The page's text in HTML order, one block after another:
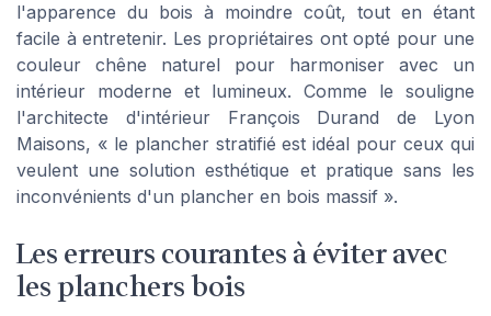
l'apparence du bois à moindre coût, tout en étant
facile à entretenir. Les propriétaires ont opté pour une
couleur chêne naturel pour harmoniser avec un
intérieur moderne et lumineux. Comme le souligne
l'architecte d'intérieur François Durand de Lyon
Maisons, « le plancher stratifié est idéal pour ceux qui
veulent une solution esthétique et pratique sans les
inconvénients d'un plancher en bois massif ».
Les erreurs courantes à éviter avec
les planchers bois